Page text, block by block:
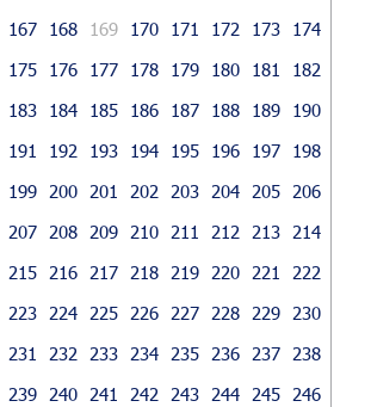
167
168 169 170 171 172 173
174
175
176 177 178 179 180 181
182
183
184 185 186 187 188 189
190
191
192 193 194 195 196 197
198
199
200 201 202 203 204 205
206
207
208 209 210 211 212 213
214
215
216 217 218 219 220 221
222
223
224 225 226 227 228 229
230
231
232 233 234 235 236 237
238
239
240 241 242 243 244 245 246